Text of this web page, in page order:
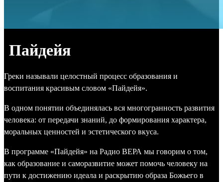
Пайдейя
Греки называли целостный процесс образования и
воспитания красивым словом «Пайдейя».
В одном понятии объединялась вся многогранность развития
человека: от передачи знаний, до формирования характера,
моральных ценностей и эстетического вкуса.
В программе «Пайдейя» на Радио ВЕРА мы говорим о том,
как образование и саморазвитие может помочь человеку на
пути к достижению идеала и раскрытию образа Божьего в